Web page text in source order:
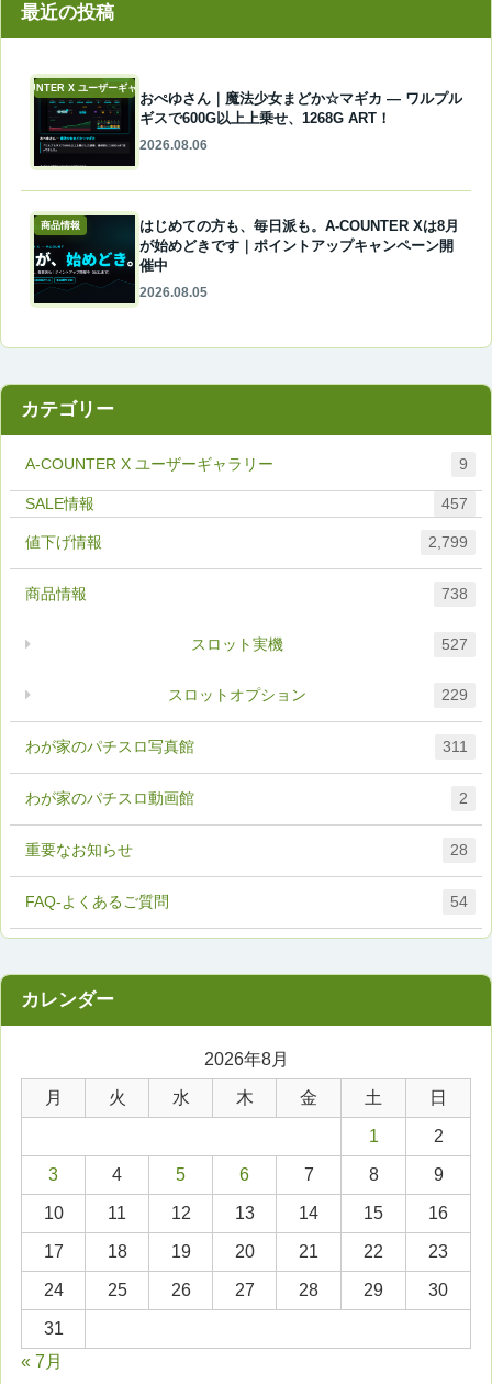
最近の投稿
A-COUNTER X ユーザーギャラリー
おぺゆさん｜魔法少女まどか☆マギカ ― ワルプル
ギスで600G以上上乗せ、1268G ART！
2026.08.06
商品情報
はじめての方も、毎日派も。A-COUNTER Xは8月
が始めどきです｜ポイントアップキャンペーン開
催中
2026.08.05
カテゴリー
A-COUNTER X ユーザーギャラリー 9
FAQ-よくあるご質問 54
457
わが家のパチスロ写真館 311
わが家のパチスロ動画館 2
値下げ情報 2,799
商品情報 738
スロットオプション 229
スロット実機 527
重要なお知らせ 28
2026年8月
月 火 水 木 金 土 日
1 2
3 4 5 6 7 8 9
10 11 12 13 14 15 16
17 18 19 20 21 22 23
24 25 26 27 28 29 30
31
« 7月